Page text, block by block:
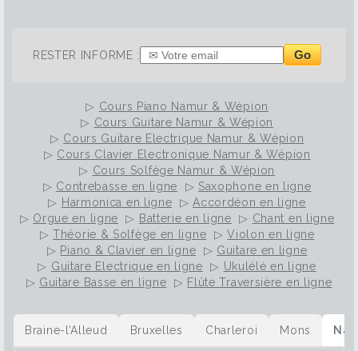
RESTER INFORME : Go
▷ Cours Piano Namur & Wépion
▷ Cours Guitare Namur & Wépion
▷ Cours Guitare Electrique Namur & Wépion
▷ Cours Clavier Electronique Namur & Wépion
▷ Cours Solfège Namur & Wépion
▷ Contrebasse en ligne ▷ Saxophone en ligne
▷ Harmonica en ligne ▷Accordéon en ligne
▷ Orgue en ligne ▷ Batterie en ligne ▷ Chant en ligne
▷Théorie & Solfège en ligne ▷Violon en ligne
▷ Piano & Clavier en ligne ▷ Guitare en ligne
▷ Guitare Electrique en ligne ▷ Ukulélé en ligne
▷ Guitare Basse en ligne ▷ Flûte Traversière en ligne
Braine-l’Alleud Bruxelles Charleroi Mons